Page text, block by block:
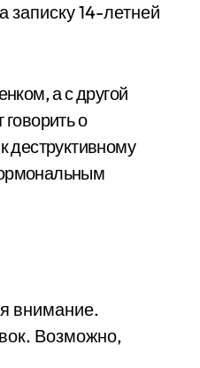
а с другой
о
деструктивному
внимание.
Возможно,